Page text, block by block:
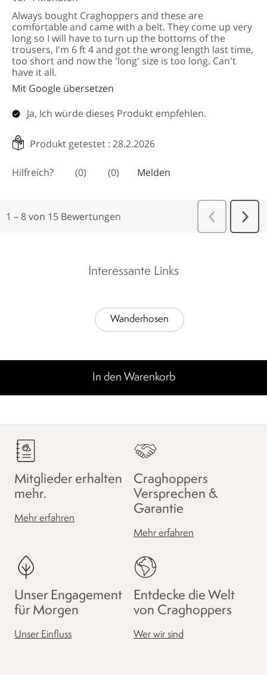
Interessante Links
Wanderhosen
In den Warenkorb
Mitglieder erhalten
mehr.
Mehr erfahren
Craghoppers
Versprechen &
Garantie
Mehr erfahren
Unser Engagement
für Morgen
Unser Einfluss
Entdecke die Welt
von Craghoppers
Wer wir sind